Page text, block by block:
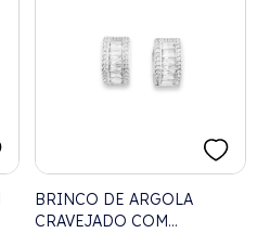
BRINCO DE ARGOLA
CRAVEJADO COM